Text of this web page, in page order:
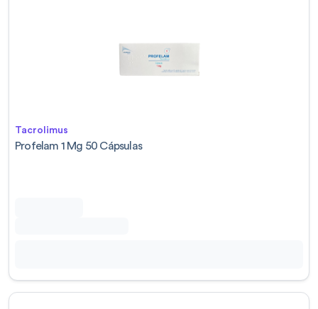
Tacrolimus
Profelam 1 Mg 50 Cápsulas